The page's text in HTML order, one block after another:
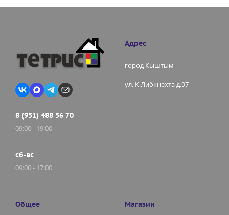
8 (951) 488 56 70
09:00 - 19:00
сб-вс
09:00 - 17:00
Адрес
город Кыштым
ул. К.Либкнехта д.97
Общее Магазин